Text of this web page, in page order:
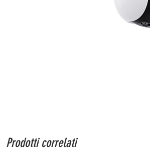
Prodotti correlati